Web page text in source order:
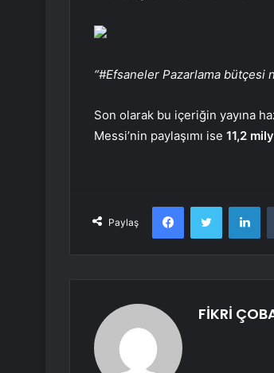
“#Efsaneler Pazarlama bütçesi
Son olarak bu içeriğin yayına
Messi’nin paylaşımı ise 11,2
Paylaş
FacebookTwitter
FİKRİ